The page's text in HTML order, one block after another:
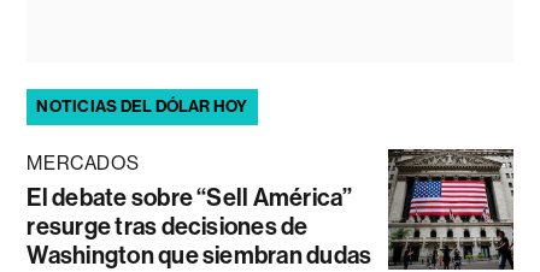
NOTICIAS DEL DÓLAR HOY
MERCADOS
El debate sobre “Sell América”
resurge tras decisiones de
Washington que siembran dudas